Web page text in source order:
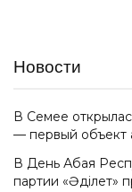
Новости
В Семее
— первый объект
В День Абая
партии «Әділет»